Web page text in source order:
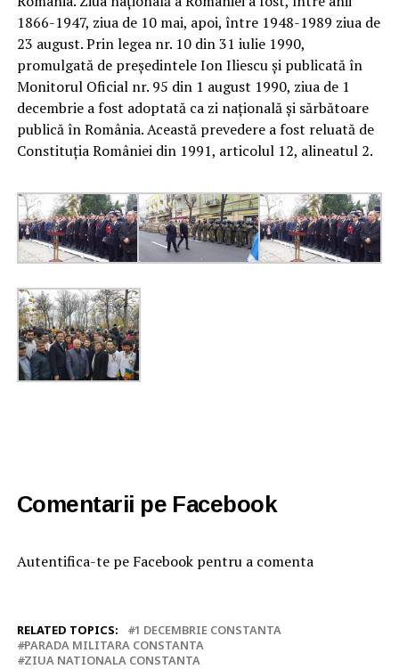
1866-1947, ziua de 10 mai, apoi, între 1948-1989 ziua de
23 august. Prin legea nr. 10 din 31 iulie 1990,
promulgată de președintele Ion Iliescu și publicată în
Monitorul Oficial nr. 95 din 1 august 1990, ziua de 1
decembrie a fost adoptată ca zi națională și sărbătoare
publică în România. Această prevedere a fost reluată de
Constituția României din 1991, articolul 12, alineatul 2.
Comentarii pe Facebook
Autentifica-te pe Facebook pentru a comenta
RELATED TOPICS:
1 DECEMBRIE CONSTANTA
PARADA MILITARA CONSTANTA
ZIUA NATIONALA CONSTANTA